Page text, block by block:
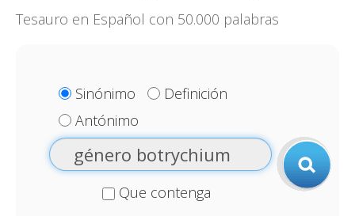
Tesauro en Español con 50.000 palabras
Sinónimo
Definición
Antónimo
Que contenga